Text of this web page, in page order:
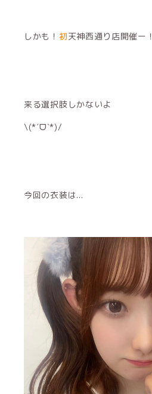
しかも！ 初天神西通り店開催ー！
来る選択肢しかないよ
\(*ˊᗜˋ*)/
今回の衣装は...